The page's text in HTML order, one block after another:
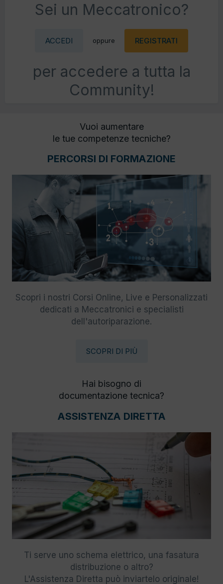
Sei un Meccatronico?
ACCEDI oppure REGISTRATI
per accedere a tutta la
Community!
Vuoi aumentare
le tue competenze tecniche?
PERCORSI DI FORMAZIONE
Scopri i nostri Corsi Online, Live e Personalizzati
dedicati a Meccatronici e specialisti
dell'autoriparazione.
SCOPRI DI PIÙ
Hai bisogno di
documentazione tecnica?
ASSISTENZA DIRETTA
Ti serve uno schema elettrico, una fasatura
distribuzione o altro?
L'Assistenza Diretta può inviartelo originale!